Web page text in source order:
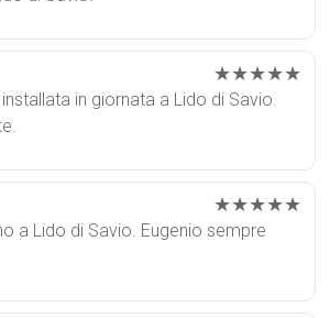
★★★★★
in giornata a Lido di Savio.
★★★★★
a Lido di Savio. Eugenio sempre